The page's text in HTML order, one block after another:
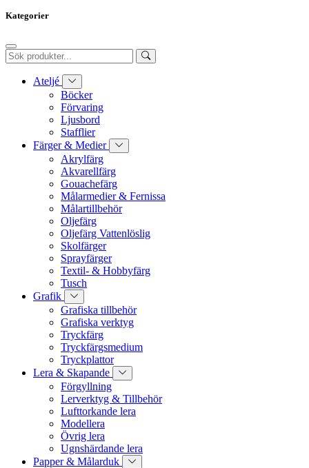
Kategorier
Ateljé
Böcker
Förvaring
Ljusbord
Stafflier
Färger & Medier
Akrylfärg
Akvarellfärg
Gouachefärg
Målarmedier & Fernissa
Målartillbehör
Oljefärg
Oljefärg Vattenlöslig
Skolfärger
Sprayfärger
Textil- & Hobbyfärg
Tusch
Grafik
Grafiska tillbehör
Grafiska verktyg
Tryckfärg
Tryckfärgsmedium
Tryckplattor
Lera & Skapande
Förgyllning
Lerverktyg & Tillbehör
Lufttorkande lera
Modellera
Övrig lera
Ugnshärdande lera
Papper & Målarduk